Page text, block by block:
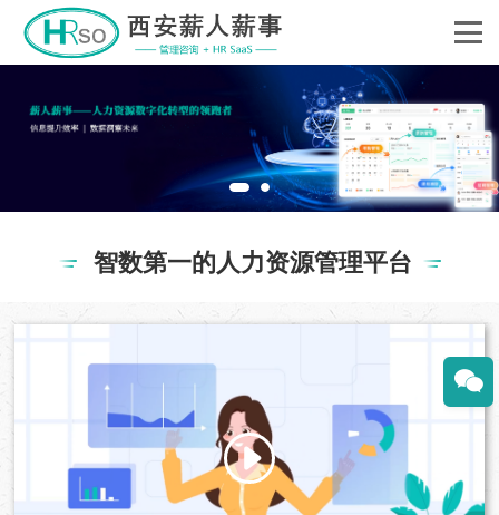
智数第一的人力资源管理平台